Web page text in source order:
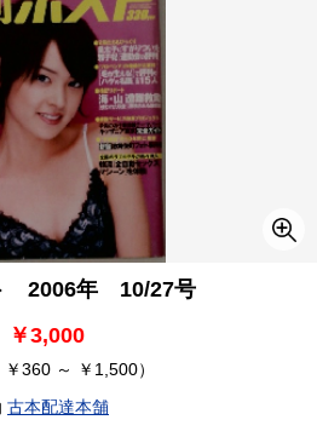
2006年 10/27号
￥3,000
￥360 ～ ￥1,500）
古本配達本舗